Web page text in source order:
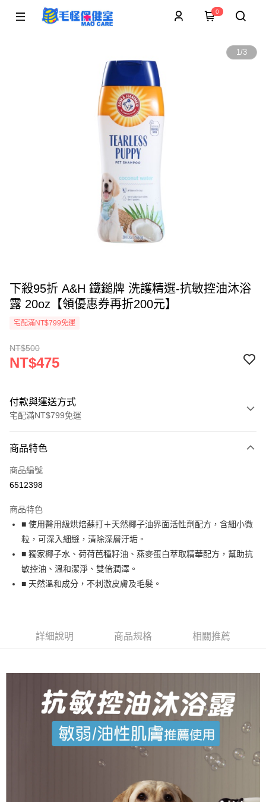
0
1/3
下殺95折 A&H 鐵鎚牌 洗護精選-抗敏控油沐浴
露 20oz【領優惠券再折200元】
宅配滿NT$799免運
NT$500
NT$475
付款與運送方式
宅配滿NT$799免運
信用卡一次付款
Apple Pay
悠遊付
貨到付款
運送方式
貨到付款
商品特色
商品編號
6512398
商品特色
■ 使用醫用級烘焙蘇打＋天然椰子油界面活性劑配方，含細小微
粒，可深入細縫，清除深層汙垢。
■ 獨家椰子水、荷荷芭種籽油、燕麥蛋白萃取精華配方，幫助抗
敏控油、溫和潔淨、雙倍潤澤。
■ 天然溫和成分，不刺激皮膚及毛髮。
詳細說明 商品規格 相關推薦